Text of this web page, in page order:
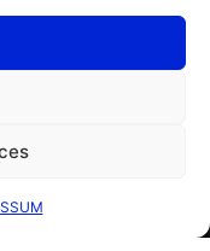
Sie eine Garage